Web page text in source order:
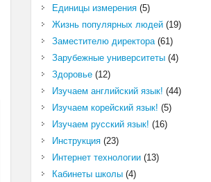
Единицы измерения(5)
Жизнь популярных людей(19)
Заместителю директора(61)
Зарубежные университеты(4)
Здоровье(12)
Изучаем английский язык! (44)
Изучаем корейский язык! (5)
Изучаем русский язык! (16)
Инструкция(23)
Интернет технологии(13)
Кабинеты школы(4)